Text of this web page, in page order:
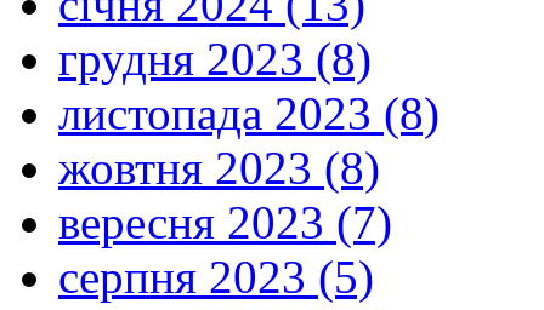
грудня 2023 (8)
листопада 2023 (8)
жовтня 2023 (8)
вересня 2023 (7)
серпня 2023 (5)